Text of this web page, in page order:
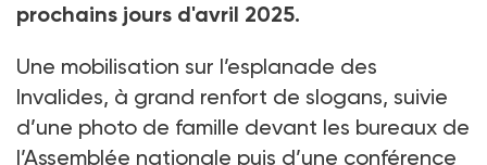
prochains jours d'avril 2025.
Une mobilisation sur l’esplanade des
Invalides, à grand renfort de slogans, suivie
d’une photo de famille devant les bureaux de
l’Assemblée nationale puis d’une conférence